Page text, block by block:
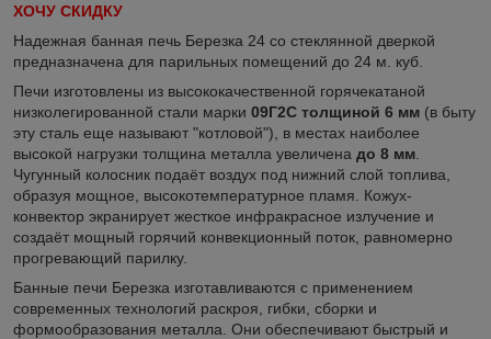
ХОЧУ СКИДКУ
Надежная банная печь Березка 24 со стеклянной дверкой
предназначена для парильных помещений до 24 м. куб.
Печи изготовлены из высококачественной горячекатаной
низколегированной стали марки 09Г2С толщиной 6 мм (в быту
эту сталь еще называют "котловой"), в местах наиболее
высокой нагрузки толщина металла увеличена до 8 мм
Чугунный колосник подаёт воздух под нижний слой топлива,
образуя мощное, высокотемпературное пламя. Кожух-
конвектор экранирует жесткое инфракрасное излучение и
создаёт мощный горячий конвекционный поток, равномерно
прогревающий парилку.
Банные печи Березка изготавливаются с применением
современных технологий раскроя, гибки, сборки и
формообразования металла. Они обеспечивают быстрый и